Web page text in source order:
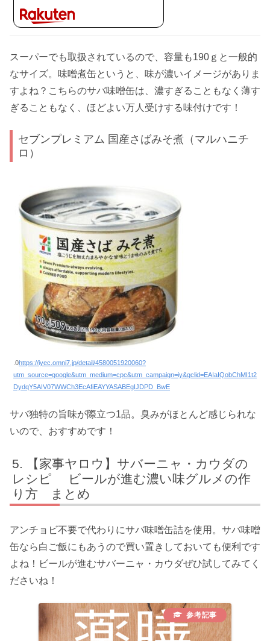
スーパーでも取扱されているので、容量も190ｇと一般的
なサイズ。味噌煮缶というと、味が濃いイメージがありま
すよね？こちらのサバ味噌缶は、濃すぎることもなく薄す
ぎることもなく、ほどよい万人受けする味付けです！
セブンプレミアム 国産さばみそ煮（マルハニチ
ロ）
.0https://iyec.omni7.jp/detail/4580051920060?
utm_source=google&utm_medium=cpc&utm_campaign=iy&gclid=EAIaIQobChMI1t2
DydqY5AIV07WWCh3EcAfiEAYYASABEgIJDPD_BwE
サバ独特の旨味が際立つ1品。臭みがほとんど感じられな
いので、おすすめです！
【家事ヤロウ】サバーニャ・カウダの
レシピ ビールが進む濃い味グルメの作
り方 まとめ
アンチョビ不要で代わりにサバ味噌缶詰を使用。サバ味噌
缶なら白ご飯にもあうので買い置きしておいても便利です
よね！ビールが進むサバーニャ・カウダぜひ試してみてく
ださいね！